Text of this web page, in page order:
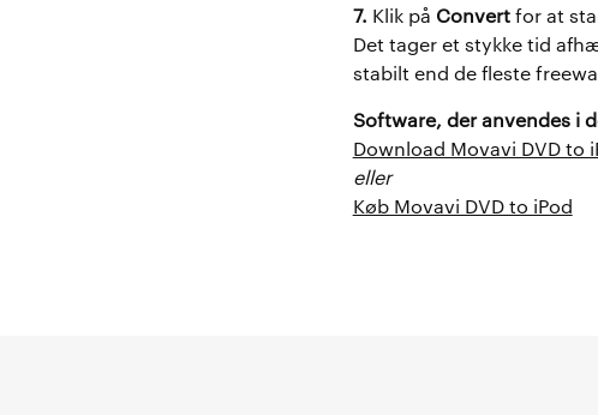
7. Klik på Convertfor at
Det tager et stykke tid
stabilt end de fleste
Software, der anvendes i
Download Movavi DVD to
eller
Køb Movavi DVD to iPod